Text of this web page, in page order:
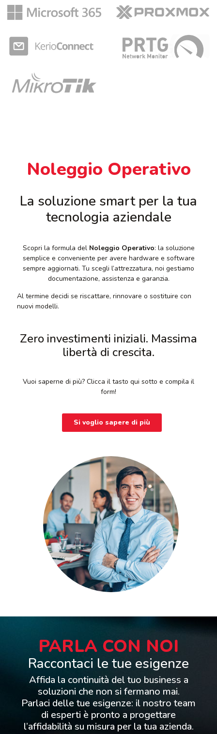
Noleggio Operativo
La soluzione smart per la tua
tecnologia aziendale
Scopri la formula del Noleggio Operativo: la soluzione
semplice e conveniente per avere hardware e software
sempre aggiornati. Tu scegli l’attrezzatura, noi gestiamo
documentazione, assistenza e garanzia.
Al termine decidi se riscattare, rinnovare o sostituire con
nuovi modelli.
Zero investimenti iniziali. Massima
libertà di crescita.
Vuoi saperne di più? Clicca il tasto qui sotto e compila il
form!
Si voglio sapere di più
PARLA CON NOI
Raccontaci le tue esigenze
Affida la continuità del tuo business a
soluzioni che non si fermano mai.
Parlaci delle tue esigenze: il nostro team
di esperti è pronto a progettare
l’affidabilità su misura per la tua azienda.